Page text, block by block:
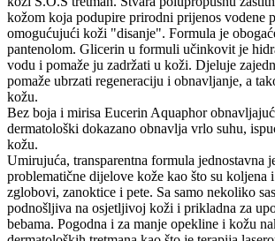
kožom koja podupire prirodni prijenos vodene
omogućujući koži "disanje". Formula je
pantenolom. Glicerin u formuli učinkovit je
vodu i pomaže ju zadržati u koži. Djeluje
pomaže ubrzati regeneraciju i obnavljanje, a
kožu.
Bez boja i mirisa Eucerin Aquaphor
dermatološki dokazano obnavlja vrlo suhu,
kožu.
Umirujuća, transparentna formula jednostavna
problematične dijelove kože kao što su koljena
zglobovi, zanoktice i pete. Sa samo nekoliko
podnošljiva na osjetljivoj koži i prikladna za
bebama. Pogodna i za manje opekline i kožu